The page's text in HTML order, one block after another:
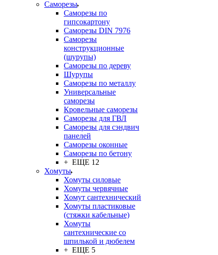
Саморезы
Саморезы по
гипсокартону
Саморезы DIN 7976
Саморезы
конструкционные
(шурупы)
Саморезы по дереву
Шурупы
Саморезы по металлу
Универсальные
саморезы
Кровельные саморезы
Саморезы для ГВЛ
Саморезы для сэндвич
панелей
Саморезы оконные
Саморезы по бетону
+ ЕЩЕ 12
Хомуты
Хомуты силовые
Хомуты червячные
Хомут сантехнический
Хомуты пластиковые
(стяжки кабельные)
Хомуты
сантехнические со
шпилькой и дюбелем
+ ЕЩЕ 5